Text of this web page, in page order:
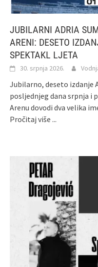
JUBILARNI ADRIA
ARENI: DESETO
SPEKTAKL LJETA
30. srpnja 2026.
Jubilarno, deseto izdanje
posljednjeg dana srpnja i
Arenu dovodi dva velika
Pročitaj više ...